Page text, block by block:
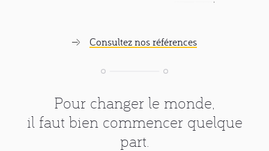
Consultez nos références
Pour changer le monde,
il faut bien commencer quelque
part.